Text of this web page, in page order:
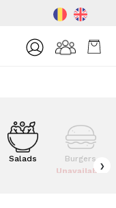
Salads
Burgers
Unavailable›